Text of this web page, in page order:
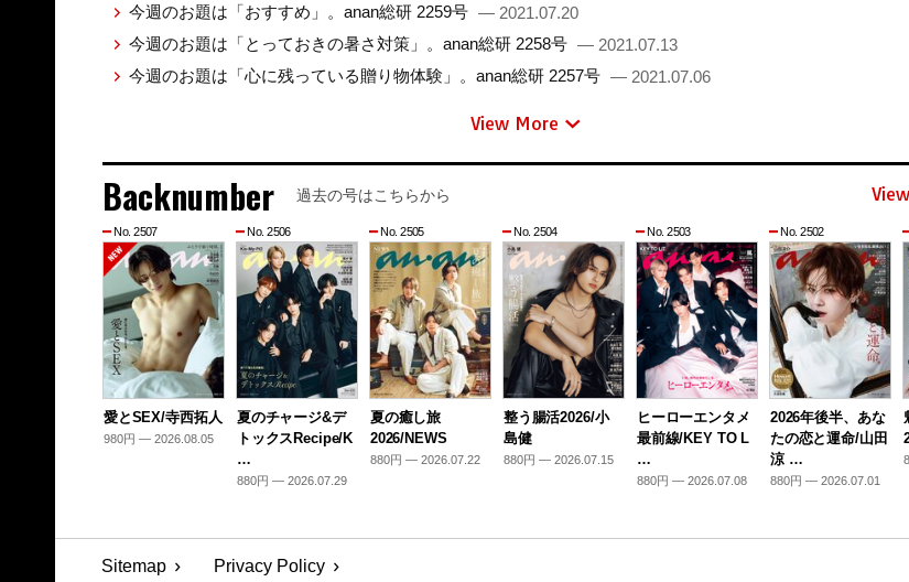
今週のお題は「おすすめ」。anan総研 2259号 — 2021.07.20
今週のお題は「とっておきの暑さ対策」。anan総研 2258号 — 2021.07.13
今週のお題は「心に残っている贈り物体験」。anan総研 2257号 — 2021.07.06
View More
Backnumber 過去の号はこちらから View
No. 2507
愛とSEX/寺西拓人
980円 — 2026.08.05
No. 2506
夏のチャージ&デ
トックスRecipe/K
…
880円 — 2026.07.29
No. 2505
夏の癒し旅
2026/NEWS
880円 — 2026.07.22
No. 2504
整う腸活2026/小
島健
880円 — 2026.07.15
No. 2503
ヒーローエンタメ
最前線/KEY TO L
…
880円 — 2026.07.08
No. 2502
2026年後半、あな
たの恋と運命/山田
涼 …
880円 — 2026.07.01
Sitemap Privacy Policy